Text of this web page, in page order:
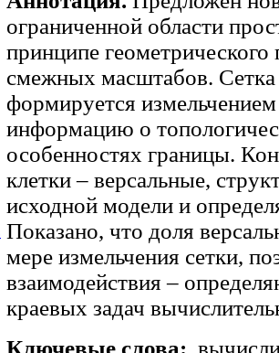
ограниченной области
принципе
смежных масштабов. Сетка
формируется
информацию о
особенностях границы.
клетки – версальные,
исходной модели и
Показано, что доля
мере измельчения сетки,
взаимодействия –
краевых задач
Ключевые слова: